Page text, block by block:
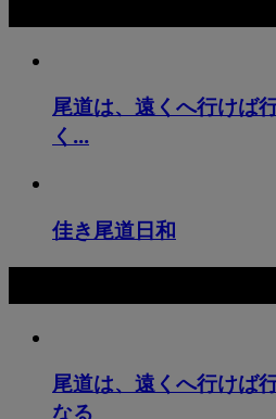
尾道は、遠くへ行けば
く...
佳き尾道日和
尾道は、遠くへ行けば
なる